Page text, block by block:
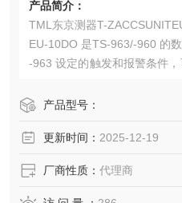
产品简介：
TML东京测器T-
EU-10DO 是TS-963/-960 的
-963 设定的触发和报警条件
以及与 TS-960/TS-963 测量
产品型号：
更新时间： 2025-12-19
厂商性质： 代理商